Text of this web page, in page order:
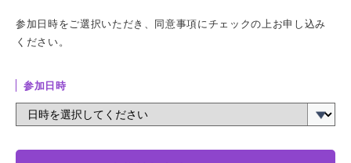
参加日時をご選択いただき、同意事項にチェックの上お申し込み
ください。
参加日時